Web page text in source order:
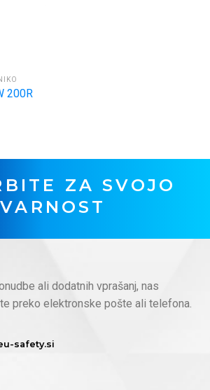
200R
ZA SVOJO
VARNOST
ali dodatnih vprašanj, nas
preko elektronske pošte ali telefona.
safety.si